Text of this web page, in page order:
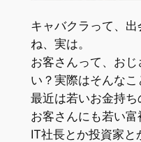
キャバクラって、 出
ね、実は。
お客さんって、お
い？実際はそんなこ
最近は若いお金持ち
お客さんにも若い富
IT社長とか投資家と